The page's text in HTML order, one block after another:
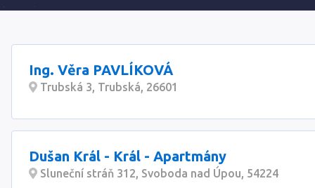
Ing. Věra PAVLÍKOVÁ
Trubská 3, Trubská, 26601
Dušan Král - Král - Apartmány
Sluneční stráň 312, Svoboda nad Úpou, 54224